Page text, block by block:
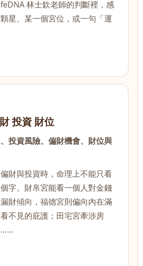
林士欽老師的判斷裡，感
星、某一個宮位，或一句「運
投資 財位
投資風險、偏財機會、財位與
財與投資時，命理上不能只看
個字。財帛宮能看一個人對金錢
財傾向，福德宮則偏向內在滿
不見的庇護；田宅宮牽涉房
……